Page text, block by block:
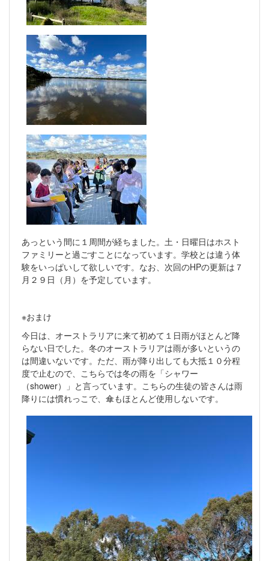
あっという間に１周間が経ちました。土・日曜日はホスト
ファミリーと過ごすことになっています。学校とは違う体
験をいっぱいして欲しいです。なお、次回のHPの更新は７
月２９日（月）を予定しています。
※おまけ
今日は、オーストラリアに来て初めて１日雨がほとんど降
らない日でした。冬のオーストラリアは雨が多いというの
は間違いないです。ただ、雨が降り出しても大抵１０分程
度で止むので、こちらでは冬の雨を「シャワー
（shower）」と言っています。こちらの生徒の皆さんは雨
降りには慣れっこで、傘もほとんど使用しないです。